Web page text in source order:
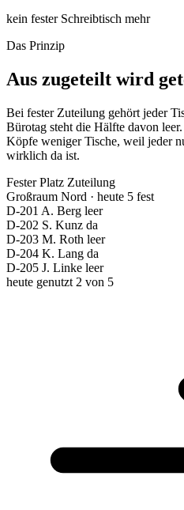
kein fester Schreibtisch mehr
Das Prinzip
Aus zugeteilt wird
Bei fester Zuteilung gehört jeder
Bürotag steht die Hälfte davon
Köpfe weniger Tische, weil jeder
wirklich da ist.
Fester Platz Zuteilung
Großraum Nord · heute 5 fest
D-201 A. Berg leer
D-202 S. Kunz da
D-203 M. Roth leer
D-204 K. Lang da
D-205 J. Linke leer
heute genutzt 2 von 5